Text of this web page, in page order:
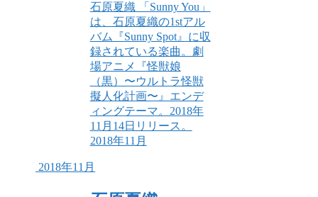
石原夏織 「Sunny You」
は、石原夏織の1stアル
バム『Sunny Spot』に収
録されている楽曲。劇
場アニメ『怪獣娘
（黒）〜ウルトラ怪獣
擬人化計画〜』エンデ
ィングテーマ。2018年
11月14日リリース。
2018年11月
2018年11月